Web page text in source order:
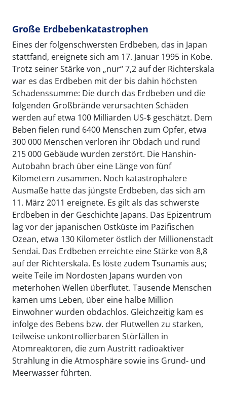
Große Erdbebenkatastrophen
Eines der folgenschwersten Erdbeben, das in Japan
stattfand, ereignete sich am 17. Januar 1995 in Kobe.
Trotz seiner Stärke von „nur“ 7,2 auf der Richterskala
war es das Erdbeben mit der bis dahin höchsten
Schadenssumme: Die durch das Erdbeben und die
folgenden Großbrände verursachten Schäden
werden auf etwa 100 Milliarden US-$ geschätzt. Dem
Beben fielen rund 6400 Menschen zum Opfer, etwa
300 000 Menschen verloren ihr Obdach und rund
215 000 Gebäude wurden zerstört. Die Hanshin-
Autobahn brach über eine Länge von fünf
Kilometern zusammen. Noch katastrophalere
Ausmaße hatte das jüngste Erdbeben, das sich am
11. März 2011 ereignete. Es gilt als das schwerste
Erdbeben in der Geschichte Japans. Das Epizentrum
lag vor der japanischen Ostküste im Pazifischen
Ozean, etwa 130 Kilometer östlich der Millionenstadt
Sendai. Das Erdbeben erreichte eine Stärke von 8,8
auf der Richterskala. Es löste zudem Tsunamis aus;
weite Teile im Nordosten Japans wurden von
meterhohen Wellen überflutet. Tausende Menschen
kamen ums Leben, über eine halbe Million
Einwohner wurden obdachlos. Gleichzeitig kam es
infolge des Bebens bzw. der Flutwellen zu starken,
teilweise unkontrollierbaren Störfällen in
Atomreaktoren, die zum Austritt radioaktiver
Strahlung in die Atmosphäre sowie ins Grund- und
Meerwasser führten.